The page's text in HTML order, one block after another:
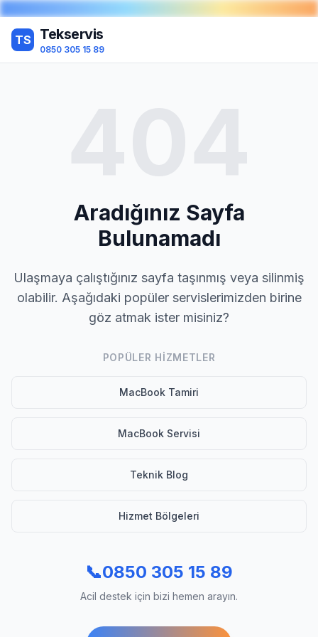
TS Tekservis
0850 305 15 89
Aradığınız Sayfa
Bulunamadı
Ulaşmaya çalıştığınız sayfa taşınmış veya silinmiş
olabilir. Aşağıdaki popüler servislerimizden birine
göz atmak ister misiniz?
POPÜLER HIZMETLER
MacBook Tamiri
MacBook Servisi
Teknik Blog
Hizmet Bölgeleri
📞0850 305 15 89
Acil destek için bizi hemen arayın.